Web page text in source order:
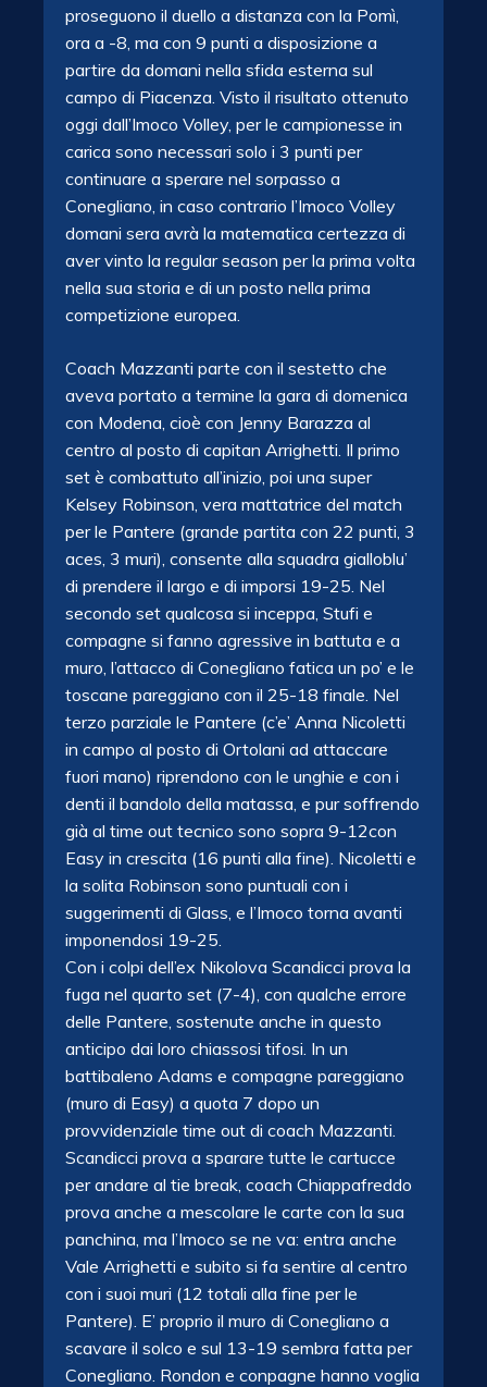
proseguono il duello a distanza con la Pomì,
ora a -8, ma con 9 punti a disposizione a
partire da domani nella sfida esterna sul
campo di Piacenza. Visto il risultato ottenuto
oggi dall’Imoco Volley, per le campionesse in
carica sono necessari solo i 3 punti per
continuare a sperare nel sorpasso a
Conegliano, in caso contrario l’Imoco Volley
domani sera avrà la matematica certezza di
aver vinto la regular season per la prima volta
nella sua storia e di un posto nella prima
competizione europea.
Coach Mazzanti parte con il sestetto che
aveva portato a termine la gara di domenica
con Modena, cioè con Jenny Barazza al
centro al posto di capitan Arrighetti. Il primo
set è combattuto all’inizio, poi una super
Kelsey Robinson, vera mattatrice del match
per le Pantere (grande partita con 22 punti, 3
aces, 3 muri), consente alla squadra gialloblu’
di prendere il largo e di imporsi 19-25. Nel
secondo set qualcosa si inceppa, Stufi e
compagne si fanno agressive in battuta e a
muro, l’attacco di Conegliano fatica un po’ e le
toscane pareggiano con il 25-18 finale. Nel
terzo parziale le Pantere (c’e’ Anna Nicoletti
in campo al posto di Ortolani ad attaccare
fuori mano) riprendono con le unghie e con i
denti il bandolo della matassa, e pur soffrendo
già al time out tecnico sono sopra 9-12con
Easy in crescita (16 punti alla fine). Nicoletti e
la solita Robinson sono puntuali con i
suggerimenti di Glass, e l’Imoco torna avanti
imponendosi 19-25.
Con i colpi dell’ex Nikolova Scandicci prova la
fuga nel quarto set (7-4), con qualche errore
delle Pantere, sostenute anche in questo
anticipo dai loro chiassosi tifosi. In un
battibaleno Adams e compagne pareggiano
(muro di Easy) a quota 7 dopo un
provvidenziale time out di coach Mazzanti.
Scandicci prova a sparare tutte le cartucce
per andare al tie break, coach Chiappafreddo
prova anche a mescolare le carte con la sua
panchina, ma l’Imoco se ne va: entra anche
Vale Arrighetti e subito si fa sentire al centro
con i suoi muri (12 totali alla fine per le
Pantere). E’ proprio il muro di Conegliano a
scavare il solco e sul 13-19 sembra fatta per
Conegliano. Rondon e conpagne hanno voglia